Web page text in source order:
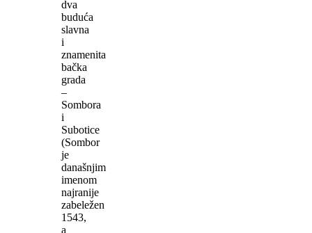
dva
buduća
slavna
i
znamenita
bačka
grada
–
Sombora
i
Subotice
(Sombor
je
današnjim
imenom
najranije
zabeležen
1543,
a